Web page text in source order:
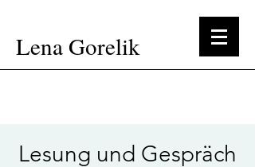
Lena Gorelik
Lesung und Gespräch